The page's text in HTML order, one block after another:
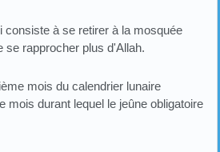
consiste à se retirer à la mosquée
se rapprocher plus d'Allah.
mois du calendrier lunaire
mois durant lequel le jeûne obligatoire